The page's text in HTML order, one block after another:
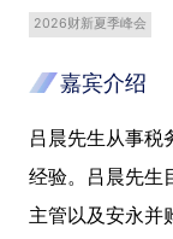
2026财新夏季峰会
嘉宾介绍
吕晨先生从事税
经验。吕晨先生
主管以及安永并